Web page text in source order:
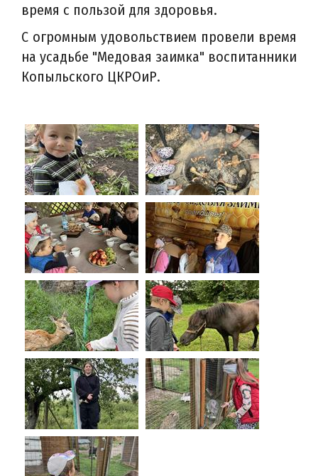
время с пользой для здоровья.
С огромным удовольствием провели время
на усадьбе "Медовая заимка" воспитанники
Копыльского ЦКРОиР.